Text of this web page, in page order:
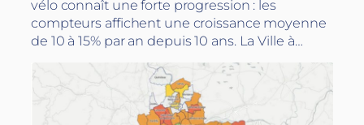
vélo connaît une forte progression : les
compteurs affichent une croissance moyenne
de 10 à 15% par an depuis 10 ans. La Ville à…